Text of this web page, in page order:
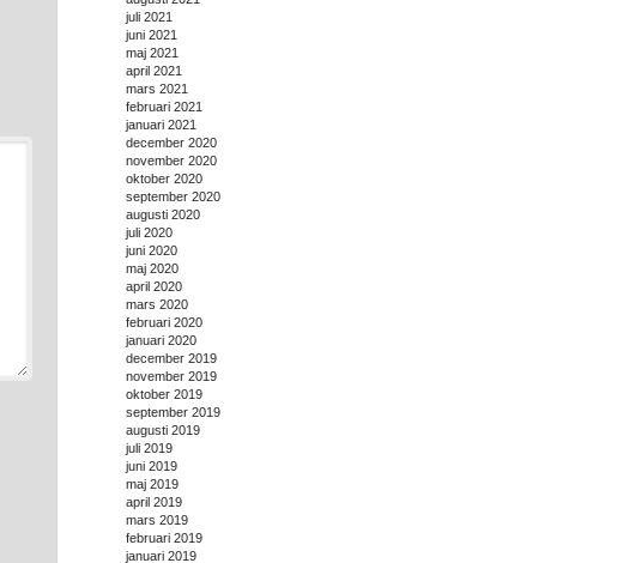
juli 2021
juni 2021
maj 2021
april 2021
mars 2021
februari 2021
januari 2021
december 2020
november 2020
oktober 2020
september 2020
augusti 2020
juli 2020
juni 2020
maj 2020
april 2020
mars 2020
februari 2020
januari 2020
december 2019
november 2019
oktober 2019
september 2019
augusti 2019
juli 2019
juni 2019
maj 2019
april 2019
mars 2019
februari 2019
januari 2019